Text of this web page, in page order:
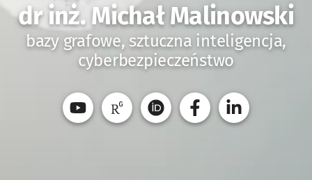
dr inż. Michał Malinowski
bazy grafowe, sztuczna inteligencja,
cyberbezpieczeństwo